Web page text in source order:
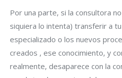
Por una parte, si la consultora
siquiera lo intenta) transferir a
especializado o los nuevos
creados , ese conocimiento, y
realmente, desaparece con la